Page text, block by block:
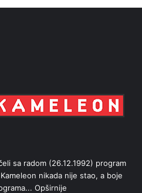
sa radom (26.12.1992) program
nikada nije stao, a boje
Opširnije